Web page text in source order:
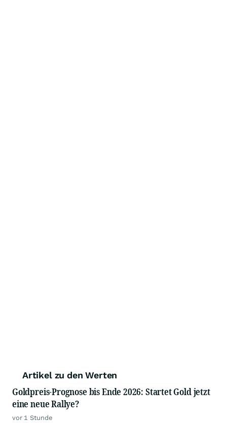
Artikel zu den Werten
Goldpreis-Prognose bis Ende 2026: Startet Gold jetzt
eine neue Rallye?
vor 1 Stunde